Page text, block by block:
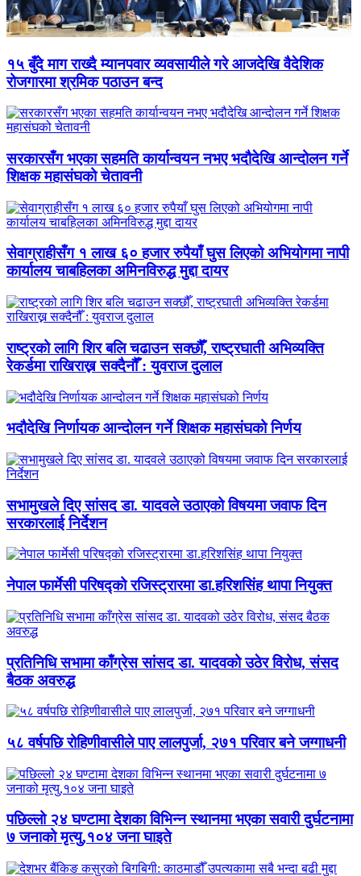
१५ बुँदे माग राख्दै म्यानपवार व्यवसायीले गरे आजदेखि वैदेशिक
रोजगारमा श्रमिक पठाउन बन्द
सरकारसँग भएका सहमति कार्यान्वयन नभए भदौदेखि आन्दोलन गर्ने
शिक्षक महासंघको चेतावनी
सेवाग्राहीसँग १ लाख ६० हजार रुपैयाँ घुस लिएको अभियोगमा नापी
कार्यालय चाबहिलका अमिनविरुद्ध मुद्दा दायर
राष्ट्रको लागि शिर बलि चढाउन सक्छौँ, राष्ट्रघाती अभिव्यक्ति
रेकर्डमा राखिराख्न सक्दैनौँ : युवराज दुलाल
भदौदेखि निर्णायक आन्दोलन गर्ने शिक्षक महासंघको निर्णय
सभामुखले दिए सांसद डा‍‍. यादवले उठाएको विषयमा जवाफ दिन
सरकारलाई निर्देशन
नेपाल फार्मेसी परिषद्को रजिस्ट्रारमा डा.हरिशसिंह थापा नियुक्त
प्रतिनिधि सभामा काँग्रेस सांसद डा. यादवको उठेर विरोध, संसद
बैठक अवरुद्ध
५८ वर्षपछि रोहिणीवासीले पाए लालपुर्जा, २७१ परिवार बने जग्गाधनी
पछिल्लो २४ घण्टामा देशका विभिन्न स्थानमा भएका सवारी दुर्घटनामा
७ जनाको मृत्यु,१०४ जना घाइते